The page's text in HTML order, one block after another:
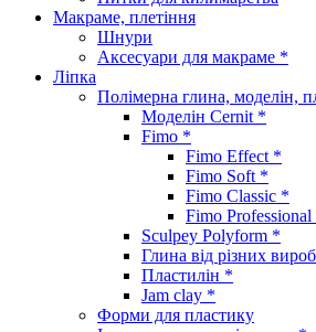
Макраме, плетіння
Шнури
Аксесуари для макраме *
Ліпка
Полімерна глина, моделін,
Моделін Cernit *
Fimo *
Fimo Effect *
Fimo Soft *
Fimo Classic *
Fimo
Sculpey Polyform *
Глина від різних
Пластилін *
Jam clay *
Форми для пластику